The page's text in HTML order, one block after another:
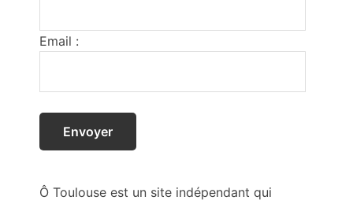
Email :
Ô Toulouse est un site indépendant qui